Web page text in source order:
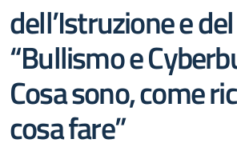
dell’Istruzione e
“Bullismo e
Cosa sono, come
cosa fare”